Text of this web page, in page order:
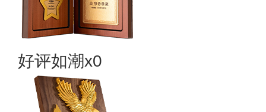
好评如潮x0